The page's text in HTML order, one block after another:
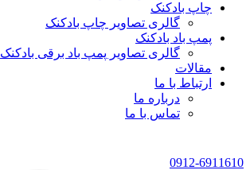
چاپ بادکنک
گالری تصاویر چاپ بادکنک
پمپ باد بادکنک
گالری تصاویر پمپ باد برقی بادکنک
مقالات
ارتباط با ما
درباره ما
تماس با ما
0912-6911610